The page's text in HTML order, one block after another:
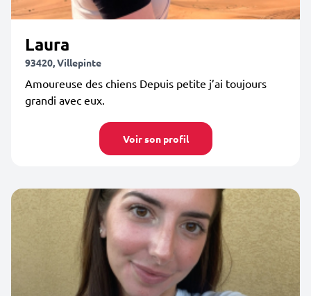
Laura
93420, Villepinte
Amoureuse des chiens Depuis petite j’ai toujours
grandi avec eux.
Voir son profil